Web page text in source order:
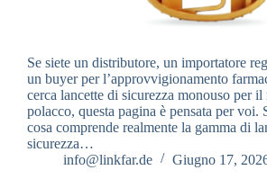
Se siete un distributore, un importatore
un buyer per l’approvvigionamento
cerca lancette di sicurezza monouso per il
polacco, questa pagina è pensata per voi.
cosa comprende realmente la gamma di
sicurezza…
info@linkfar.de
Giugno 17,